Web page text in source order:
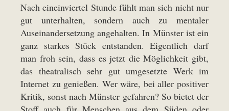
Nach eineinviertel Stunde fühlt man sich nicht nur
gut unterhalten, sondern auch zu mentaler
Auseinandersetzung angehalten. In Münster ist ein
ganz starkes Stück entstanden. Eigentlich darf
man froh sein, dass es jetzt die Möglichkeit gibt,
das theatralisch sehr gut umgesetzte Werk im
Internet zu genießen. Wer wäre, bei aller positiver
Kritik, sonst nach Münster gefahren? So bietet der